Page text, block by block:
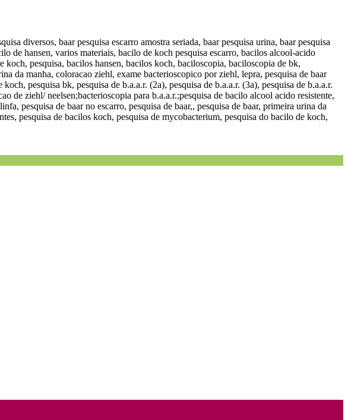
diversos, baar pesquisa escarro amostra seriada, baar pesquisa urina, baar pesquisa
de hansen, varios materiais, bacilo de koch pesquisa escarro, bacilos alcool-acido
pesquisa, bacilos hansen, bacilos koch, baciloscopia, baciloscopia de bk,
da manha, coloracao ziehl, exame bacterioscopico por ziehl, lepra, pesquisa de baar
pesquisa bk, pesquisa de b.a.a.r. (2a), pesquisa de b.a.a.r. (3a), pesquisa de b.a.a.r.
de ziehl/ neelsen;bacterioscopia para b.a.a.r.;pesquisa de bacilo alcool acido resistente,
pesquisa de baar no escarro, pesquisa de baar,, pesquisa de baar, primeira urina da
pesquisa de bacilos koch, pesquisa de mycobacterium, pesquisa do bacilo de koch,